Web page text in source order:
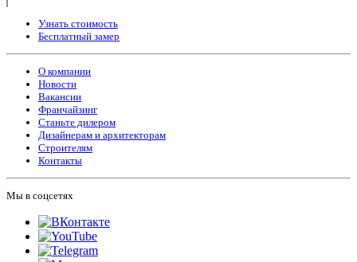
Узнать стоимость
Бесплатный замер
О компании
Новости
Вакансии
Франчайзинг
Станьте дилером
Дизайнерам и архитекторам
Строителям
Контакты
Мы в соцсетях